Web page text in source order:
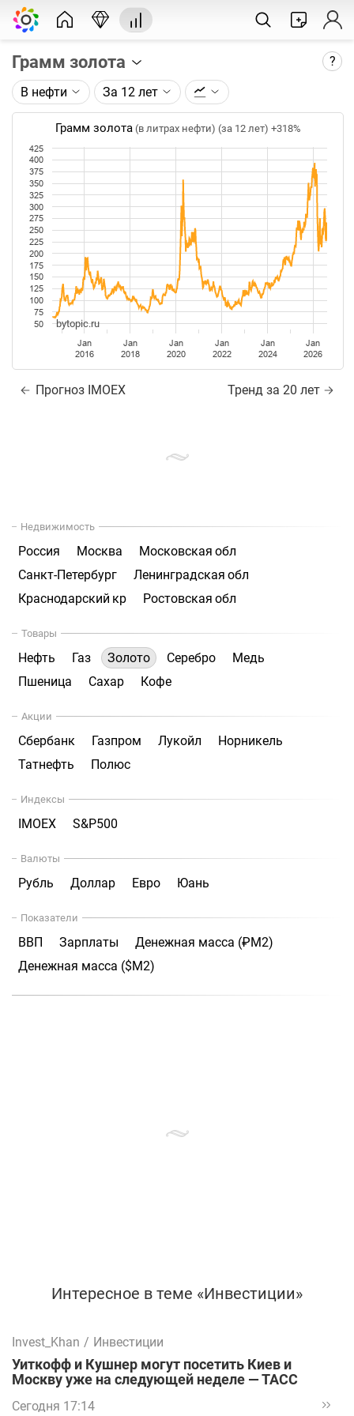
Грамм золота ?
Описание графика:
Цена фьючерса на золото, торгуемого на ICE.
Каждая точка на графике - цена закрытия дня,
недели или месяца. Оптимальный таймфрейм
(день, неделя, месяц) подбирается автоматически
при изменении глубины графика.
Данные добавляются ежедневно.
В нефти За 12 лет
Грамм золота (в литрах нефти) (за 12 лет) +318%
Jan
2016
Jan
2018
Jan
2020
Jan
2022
Jan
2024
Jan
2026
50
75
100
125
150
175
200
225
250
275
300
325
350
375
400
425
bytopic.ru
Прогноз IMOEX Тренд за 20 лет
Недвижимость
Россия Москва
Московская обл
Санкт-Петербург
Ленинградская обл
Краснодарский кр
Ростовская обл
Товары
Нефть Газ Золото Серебро
Медь
Пшеница
Сахар Кофе
Акции
Сбербанк Газпром Лукойл
Норникель
Татнефть
Полюс
Индексы
IMOEX S&P500
Валюты
Рубль Доллар Евро Юань
Показатели
ВВП Зарплаты
Денежная масса (₽М2)
Денежная масса ($М2)
Интересное в теме «Инвестиции»
Invest_Khan / Инвестиции
Уиткофф и Кушнер могут посетить Киев и
Москву уже на следующей неделе — ТАСС
Сегодня 17:14